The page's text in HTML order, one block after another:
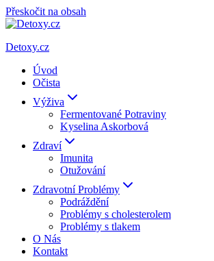
Přeskočit na obsah
Detoxy.cz
Úvod
Očista
Výživa
Fermentované Potraviny
Kyselina Askorbová
Zdraví
Imunita
Otužování
Zdravotní Problémy
Podráždění
Problémy s cholesterolem
Problémy s tlakem
O Nás
Kontakt